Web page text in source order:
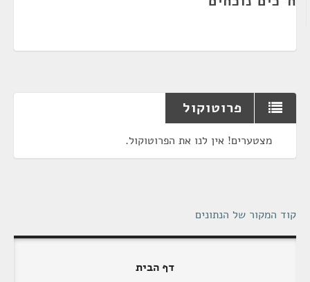
פרוטוקול
מצטערים! אין לנו את הפרוטוקול.
קוד המקור של הנתונים
דף הבית